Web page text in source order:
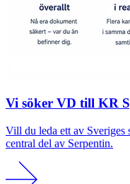
Vi söker VD till KR
Vill du leda ett av Sveriges
central del av Serpentin.